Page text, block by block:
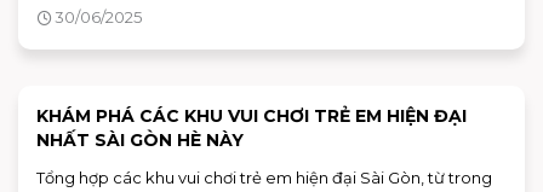
30/06/2025
KHÁM PHÁ CÁC KHU VUI CHƠI TRẺ EM HIỆN ĐẠI
NHẤT SÀI GÒN HÈ NÀY
Tổng hợp các khu vui chơi trẻ em hiện đại Sài Gòn, từ trong